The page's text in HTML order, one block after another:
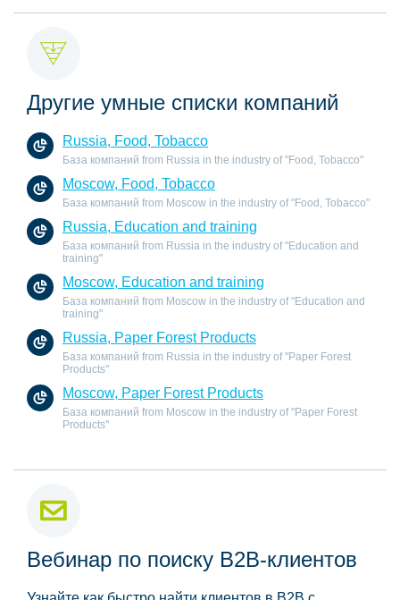
Другие умные списки компаний
Russia, Food, Tobacco
База компаний from Russia in the industry of "Food, Tobacco"
Moscow, Food, Tobacco
База компаний from Moscow in the industry of "Food, Tobacco"
Russia, Education and training
База компаний from Russia in the industry of "Education and
training"
Moscow, Education and training
База компаний from Moscow in the industry of "Education and
training"
Russia, Paper Forest Products
База компаний from Russia in the industry of "Paper Forest
Products"
Moscow, Paper Forest Products
База компаний from Moscow in the industry of "Paper Forest
Products"
Вебинар по поиску B2B-клиентов